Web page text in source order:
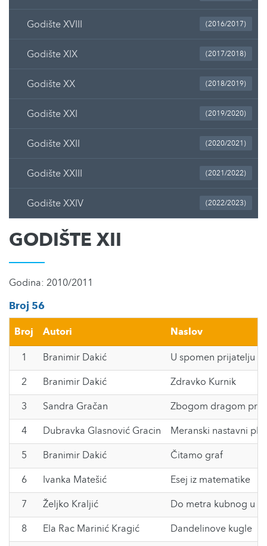
Godište XVIII (2016/2017)
Godište XIX (2017/2018)
Godište XX (2018/2019)
Godište XXI (2019/2020)
Godište XXII (2020/2021)
Godište XXIII (2021/2022)
Godište XXIV (2022/2023)
GODIŠTE XII
Godina: 2010/2011
Broj 56
Broj Autori Naslov
1 Branimir Dakić U spomen prijatelju i
2 Branimir Dakić Zdravko Kurnik
3 Sandra Gračan Zbogom dragom
4 Dubravka Glasnović Gracin Meranski nastavni
5 Branimir Dakić Čitamo graf
6 Ivanka Matešić Esej iz matematike
7 Željko Kraljić Do metra kubnog u
8 Ela Rac Marinić Kragić Dandelinove kugle